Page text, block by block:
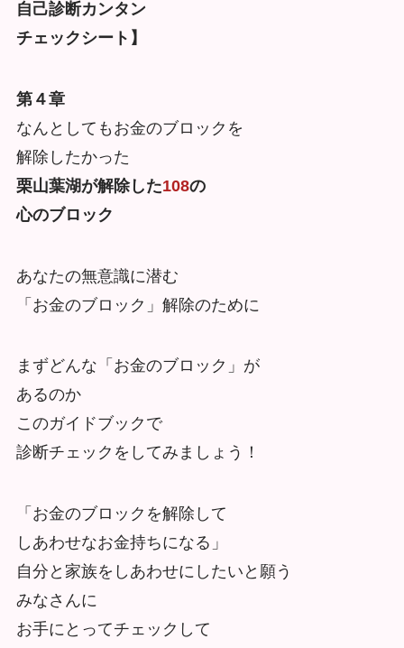
自己診断カンタン
チェックシート】
第４章
なんとしてもお金のブロックを
解除したかった
栗山葉湖が解除した108の
心のブロック
あなたの無意識に潜む
「お金のブロック」解除のために
まずどんな「お金のブロック」が
あるのか
このガイドブックで
診断チェックをしてみましょう！
「お金のブロックを解除して
しあわせなお金持ちになる」
自分と家族をしあわせにしたいと願う
みなさんに
お手にとってチェックして